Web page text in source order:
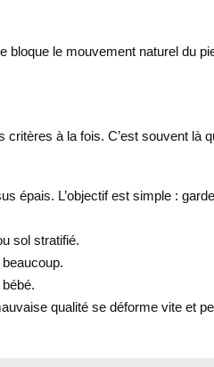
bloque le mouvement naturel du
à la fois. C’est souvent là
épais. L’objectif est simple :
sol stratifié.
qualité se déforme vite et